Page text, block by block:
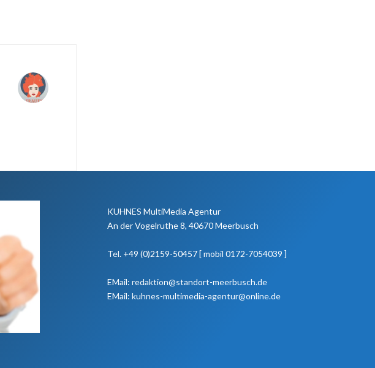
KUHNES MultiMedia Agentur
An der Vogelruthe 8, 40670 Meerbusch
Tel. +49 (0)2159-50457 [ mobil 0172-7054039 ]
EMail: redaktion@standort-meerbusch.de
EMail: kuhnes-multimedia-agentur@online.de